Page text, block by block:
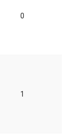
0
1